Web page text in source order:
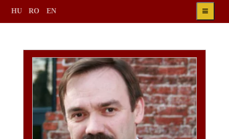
≡
HU RO EN